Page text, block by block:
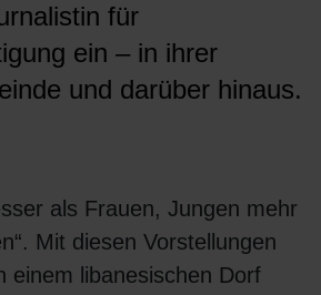
für
ein – in ihrer
und darüber hinaus.
als Frauen, Jungen mehr
Mit diesen Vorstellungen
einem libanesischen Dorf